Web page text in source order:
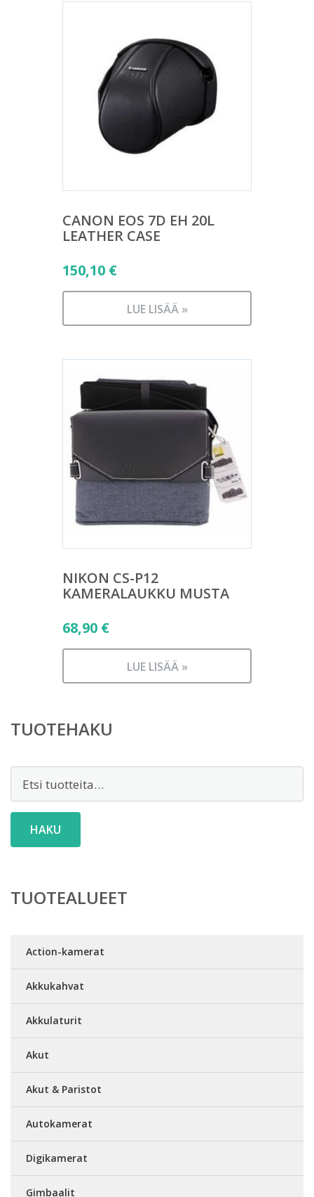
CANON EOS 7D EH 20L
LEATHER CASE
150,10 €
LUE LISÄÄ »
NIKON CS-P12
KAMERALAUKKU MUSTA
68,90 €
LUE LISÄÄ »
TUOTEHAKU
HAKU
TUOTEALUEET
Action-kamerat
Akkukahvat
Akkulaturit
Akut
Akut & Paristot
Autokamerat
Digikamerat
Gimbaalit